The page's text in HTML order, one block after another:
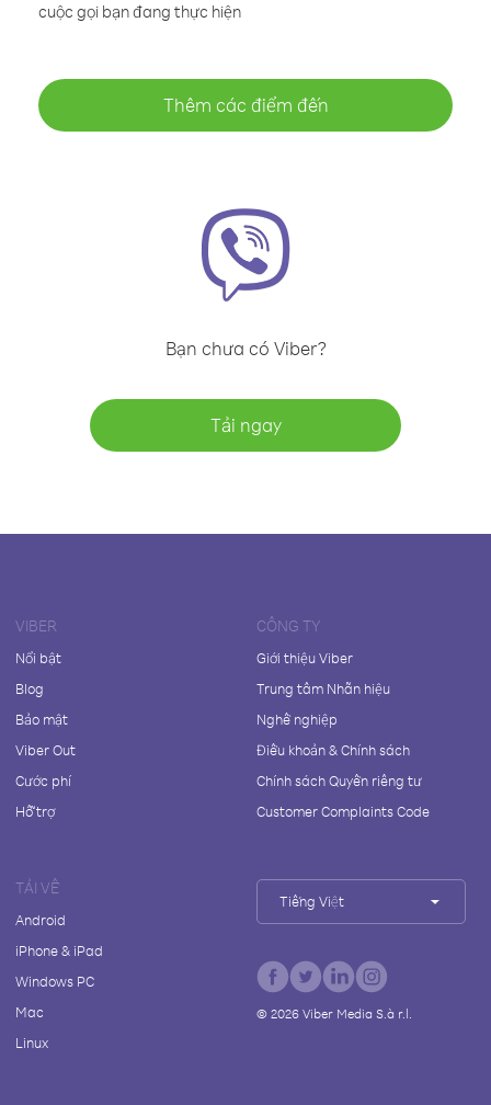
cuộc gọi bạn đang thực hiện
Thêm các điểm đến
Bạn chưa có Viber?
Tải ngay
VIBER
Nổi bật
Blog
Bảo mật
Viber Out
Cước phí
Hỗ trợ
CÔNG TY
Giới thiệu Viber
Trung tâm Nhãn hiệu
Nghề nghiệp
Điều khoản & Chính sách
Chính sách Quyền riêng tư
Customer Complaints Code
TẢI VỀ
Android
iPhone & iPad
Windows PC
Mac
Linux
Tiếng Việt
© 2026Viber Media S.à r.l.